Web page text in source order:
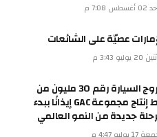
عصيّة على الشائعات
خروج السيارة رقم 30 مليون من
خط إنتاج مجموعة GAC إيذانًا ببدء
من النمو العالمي